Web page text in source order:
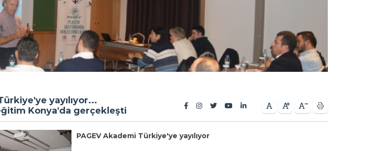
yayılıyor...
Konya'da gerçekleşti
PAGEV Akademi Türkiye'ye yayılıyor